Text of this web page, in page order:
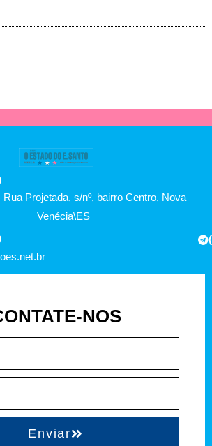
Rua Projetada, s/nº, bairro Centro, Nova
Venécia\ES
NOS
Enviar